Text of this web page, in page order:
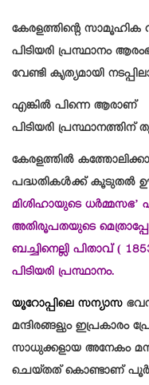
കേരളത്തിന്റെ
പിടിയരി പ്രസ്ഥാനം
വേണ്ടി കൃത്യമായി
എങ്കിൽ പിന്നെ ആരാണ്
പിടിയരി പ്രസ്ഥാനത്തിന്
കേരളത്തിൽ
പദ്ധതികൾക്ക് കൂടുതൽ
മിശിഹായുടെ ധർമ്മസഭ’
അതിരൂപതയുടെ
ബച്ചിനെല്ലി പിതാവ് (
പിടിയരി പ്രസ്ഥാനം.
യൂറോപ്പിലെ സന്യാസ
മന്ദിരങ്ങളും ഇപ്രകാരം
സാധുക്കളായ അനേകം
ചെയ്തത് കൊണ്ടാണ്